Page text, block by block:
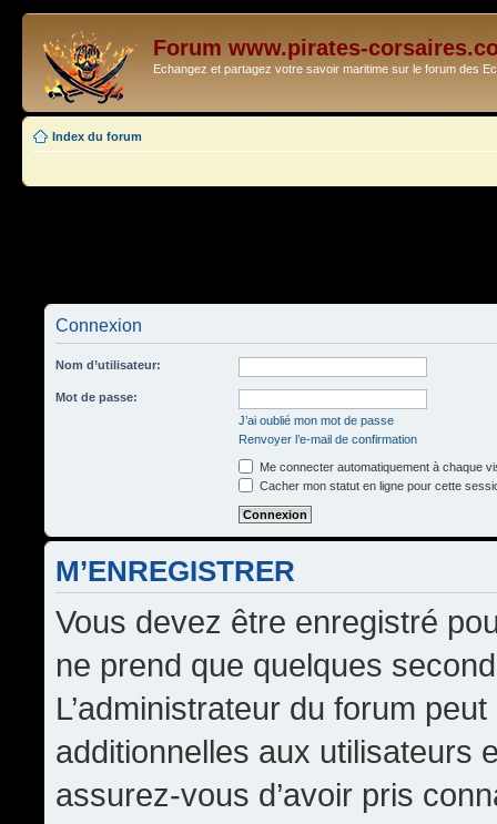
Forum www.pirates-
Echangez et partagez votre savoir maritime sur le forum des
Index du forum
Connexion
Nom d’utilisateur:
Mot de passe:
J’ai oublié mon mot de passe
Renvoyer l’e-mail de confirmation
Me connecter automatiquement à chaque
Cacher mon statut en ligne pour cette
M’ENREGISTRER
Vous devez être enregistré
ne prend que quelques
L’administrateur du forum
additionnelles aux utilisateurs
assurez-vous d’avoir pris